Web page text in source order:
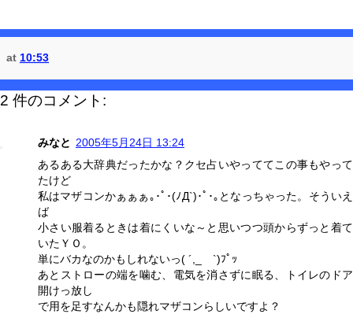
at 10:53
2 件のコメント:
みなと 2005年5月24日 13:24
あるある大辞典だったかな？クセ占いやっててこの事もやって
たけど
私はマザコンかぁぁぁ｡･ﾟ･(ﾉД`)･ﾟ･｡となっちゃった。そういえ
ば
小さい服着るときは着にくいな～と思いつつ頭からずっと着て
いたＹＯ。
単にバカなのかもしれないっ( ´,_ゝ`)ﾌﾟｯ
あとストローの端を噛む、電気を消さずに眠る、トイレのドア
開けっ放し
で用を足すなんかも隠れマザコンらしいですよ？